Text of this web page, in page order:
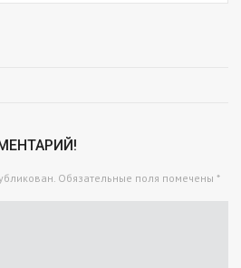
Обязательные поля помечены *